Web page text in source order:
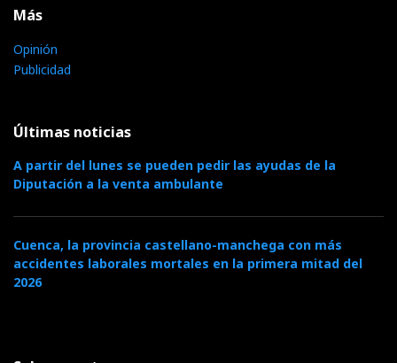
Más
Opinión
Publicidad
Últimas noticias
A partir del lunes se pueden pedir las ayudas de la
Diputación a la venta ambulante
Cuenca, la provincia castellano-manchega con más
accidentes laborales mortales en la primera mitad del
2026